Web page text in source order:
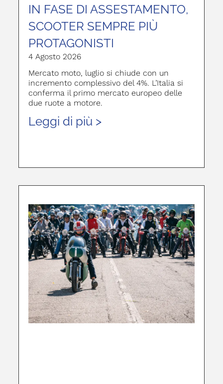
IN FASE DI ASSESTAMENTO,
SCOOTER SEMPRE PIÙ
PROTAGONISTI
4 Agosto 2026
Mercato moto, luglio si chiude con un
incremento complessivo del 4%. L’Italia si
conferma il primo mercato europeo delle
due ruote a motore.
Leggi di più >